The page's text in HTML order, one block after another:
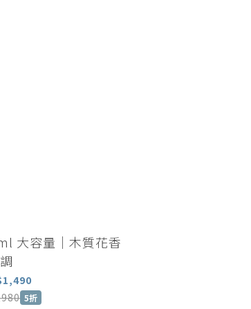
大容量｜木質花香
調
5折